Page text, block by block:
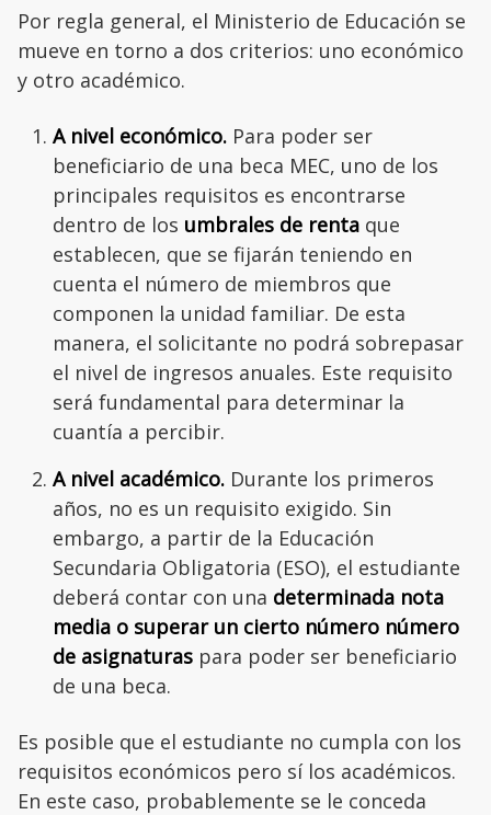
Por regla general, el Ministerio de Educación se
mueve en torno a dos criterios: uno económico
y otro académico.
A nivel económico. Para poder ser
beneficiario de una beca MEC, uno de los
principales requisitos es encontrarse
dentro de los umbrales de renta que
establecen, que se fijarán teniendo en
cuenta el número de miembros que
componen la unidad familiar. De esta
manera, el solicitante no podrá sobrepasar
el nivel de ingresos anuales. Este requisito
será fundamental para determinar la
cuantía a percibir.
A nivel académico. Durante los primeros
años, no es un requisito exigido. Sin
embargo, a partir de la Educación
Secundaria Obligatoria (ESO), el estudiante
deberá contar con una determinada nota
media o superar un cierto número número
de asignaturas para poder ser beneficiario
de una beca.
Es posible que el estudiante no cumpla con los
requisitos económicos pero sí los académicos.
En este caso, probablemente se le conceda